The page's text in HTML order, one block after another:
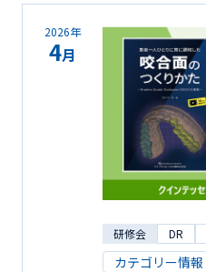
2026年
4月
研修会 DR
カテゴリー情報